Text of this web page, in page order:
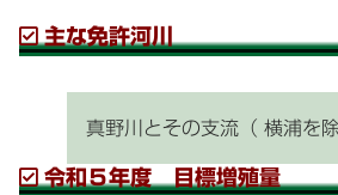
主な免許河川
真野川とその支流（ 横浦を除
令和５年度 目標増殖量